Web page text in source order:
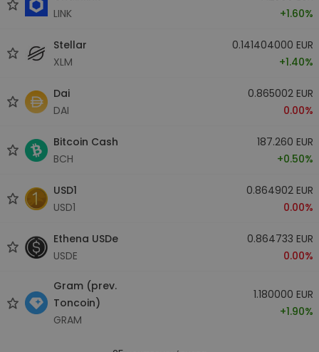
LINK
+1.60%
Stellar
XLM
0.141404000 EUR
+1.40%
Dai
DAI
0.865002 EUR
0.00%
Bitcoin Cash
BCH
187.260 EUR
+0.50%
USD1
USD1
0.864902 EUR
0.00%
Ethena USDe
USDE
0.864733 EUR
0.00%
Gram (prev.
Toncoin)
GRAM
1.180000 EUR
+1.90%